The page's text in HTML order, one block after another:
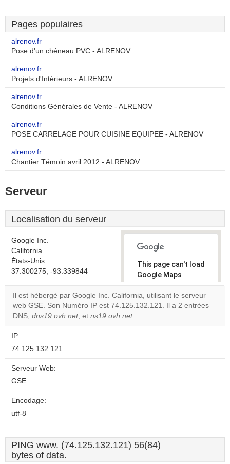
Pages populaires
alrenov.fr
Pose d'un chéneau PVC - ALRENOV
alrenov.fr
Projets d'Intérieurs - ALRENOV
alrenov.fr
Conditions Générales de Vente - ALRENOV
alrenov.fr
POSE CARRELAGE POUR CUISINE EQUIPEE - ALRENOV
alrenov.fr
Chantier Témoin avril 2012 - ALRENOV
Serveur
Localisation du serveur
Google Inc.
California
États-Unis
37.300275, -93.339844
This page can't load
Google Maps
correctly.
Do you
Il est hébergé par Google Inc. California, utilisant le serveur
web GSE. Son Numéro IP est 74.125.132.121. Il a 2 entrées
DNS, dns19.ovh.net, et ns19.ovh.net.
IP:
74.125.132.121
Serveur Web:
GSE
Encodage:
utf-8
PING www. (74.125.132.121) 56(84)
bytes of data.